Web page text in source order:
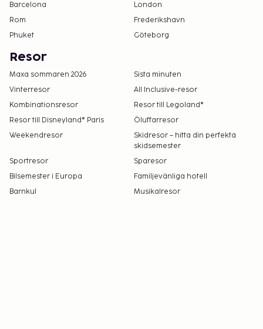
Barcelona
London
Rom
Frederikshavn
Phuket
Göteborg
Resor
Maxa sommaren 2026
Sista minuten
Vinterresor
All Inclusive-resor
Kombinationsresor
Resor till Legoland®
Resor till Disneyland® Paris
Öluffarresor
Weekendresor
Skidresor – hitta din perfekta
skidsemester
Sportresor
Sparesor
Bilsemester i Europa
Familjevänliga hotell
Barnkul
Musikalresor